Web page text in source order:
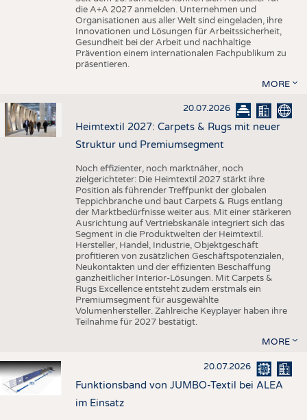
die A+A 2027 anmelden. Unternehmen und
Organisationen aus aller Welt sind eingeladen, ihre
Innovationen und Lösungen für Arbeitssicherheit,
Gesundheit bei der Arbeit und nachhaltige
Prävention einem internationalen Fachpublikum zu
präsentieren.
MORE
20.07.2026
Heimtextil 2027: Carpets & Rugs mit neuer
Struktur und Premiumsegment
Noch effizienter, noch marktnäher, noch
zielgerichteter: Die Heimtextil 2027 stärkt ihre
Position als führender Treffpunkt der globalen
Teppichbranche und baut Carpets & Rugs entlang
der Marktbedürfnisse weiter aus. Mit einer stärkeren
Ausrichtung auf Vertriebskanäle integriert sich das
Segment in die Produktwelten der Heimtextil.
Hersteller, Handel, Industrie, Objektgeschäft
profitieren von zusätzlichen Geschäftspotenzialen,
Neukontakten und der effizienten Beschaffung
ganzheitlicher Interior-Lösungen. Mit Carpets &
Rugs Excellence entsteht zudem erstmals ein
Premiumsegment für ausgewählte
Volumenhersteller. Zahlreiche Keyplayer haben ihre
Teilnahme für 2027 bestätigt.
MORE
20.07.2026
Funktionsband von JUMBO-Textil bei ALEA
im Einsatz